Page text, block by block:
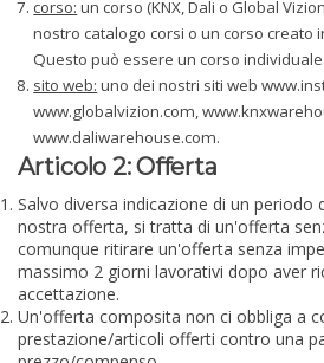
corso: un corso (KNX, Dali o Global
nostro catalogo corsi o un corso creato
Questo può essere un corso
sito web: uno dei nostri siti web
www.globalvizion.com,
www.daliwarehouse.com.
Articolo 2: Offerta
Salvo diversa indicazione di un periodo
nostra offerta, si tratta di un'offerta
comunque ritirare un'offerta senza
massimo 2 giorni lavorativi dopo aver
accettazione.
Un'offerta composita non ci obbliga a
prestazione/articoli offerti contro una